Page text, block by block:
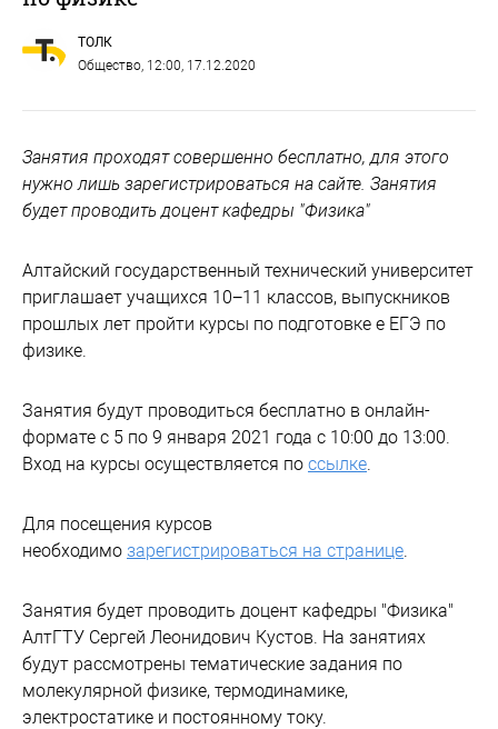
ТОЛК
Общество, 12:00, 17.12.2020
Занятия проходят совершенно бесплатно, для этого
нужно лишь зарегистрироваться на сайте. Занятия
будет проводить доцент кафедры "Физика"
Алтайский государственный технический университет
приглашает учащихся 10−11 классов, выпускников
прошлых лет пройти курсы по подготовке е ЕГЭ по
физике.
Занятия будут проводиться бесплатно в онлайн-
формате с 5 по 9 января 2021 года с 10:00 до 13:00.
Вход на курсы осуществляется по ссылке.
Для посещения курсов
необходимо зарегистрироваться на странице.
Занятия будет проводить доцент кафедры "Физика"
АлтГТУ Сергей Леонидович Кустов. На занятиях
будут рассмотрены тематические задания по
молекулярной физике, термодинамике,
электростатике и постоянному току.